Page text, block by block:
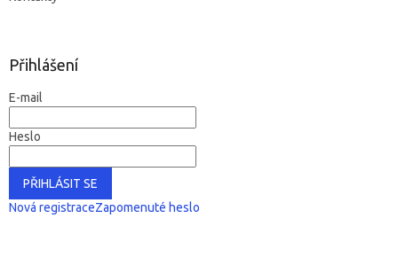
Přihlášení
E-mail
Heslo
PŘIHLÁSIT SE
Nová registraceZapomenuté heslo